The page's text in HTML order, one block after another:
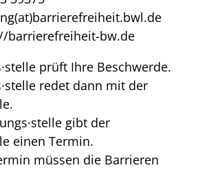
barrierefreiheit-bw.de
prüft Ihre Beschwerde.
redet dann mit der
gibt der
einen Termin.
müssen die Barrieren